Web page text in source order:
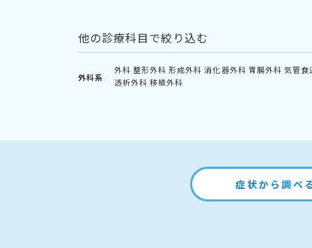
他の診療科目で絞り込む
外科系
外科 整形外科 形成外科 消化器外科 胃腸外科 気管食
透析外科 移植外科
症状から調べ